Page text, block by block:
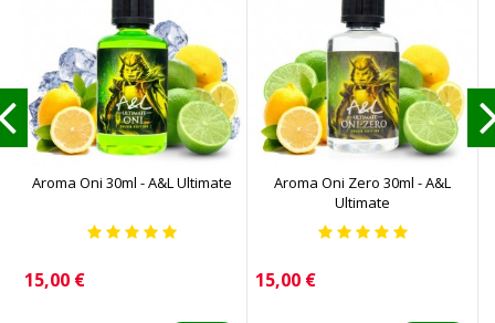
Aroma Oni 30ml - A&L Ultimate
Precio
15,00 €
Aroma Oni Zero 30ml - A&L
Ultimate
Precio
15,00 €